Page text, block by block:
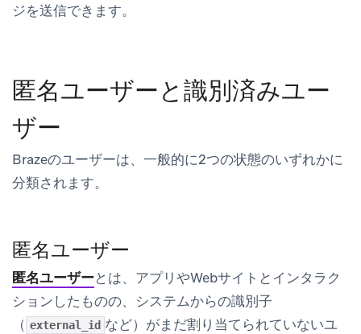
ジを送信できます。
匿名ユーザーと識別済みユー
ザー
Brazeのユーザーは、一般的に2つの状態のいずれかに
分類されます。
匿名ユーザー
匿名ユーザーとは、アプリやWebサイトとインタラク
ションしたものの、システムからの識別子
（ external_id など）がまだ割り当てられていないユ